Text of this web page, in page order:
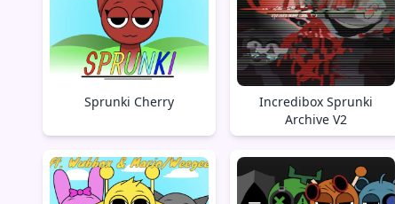
Sprunki Cherry
Incredibox Sprunki
Archive V2